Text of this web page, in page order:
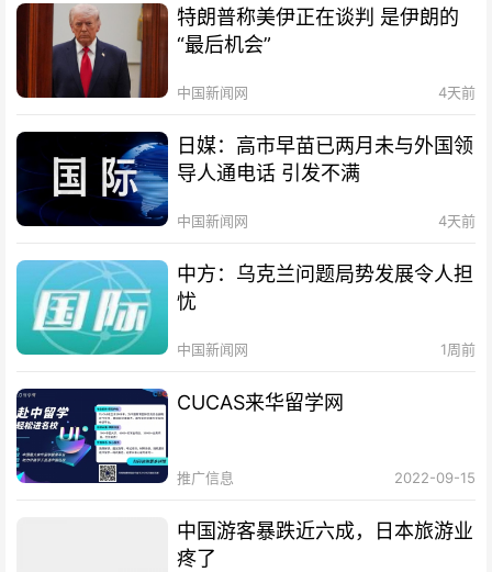
特朗普称美伊正在谈判 是伊朗的
“最后机会”
中国新闻网 4天前
日媒：高市早苗已两月未与外国领
导人通电话 引发不满
中国新闻网 4天前
中方：乌克兰问题局势发展令人担
忧
中国新闻网 1周前
CUCAS来华留学网
推广信息 2022-09-15
中国游客暴跌近六成，日本旅游业
疼了